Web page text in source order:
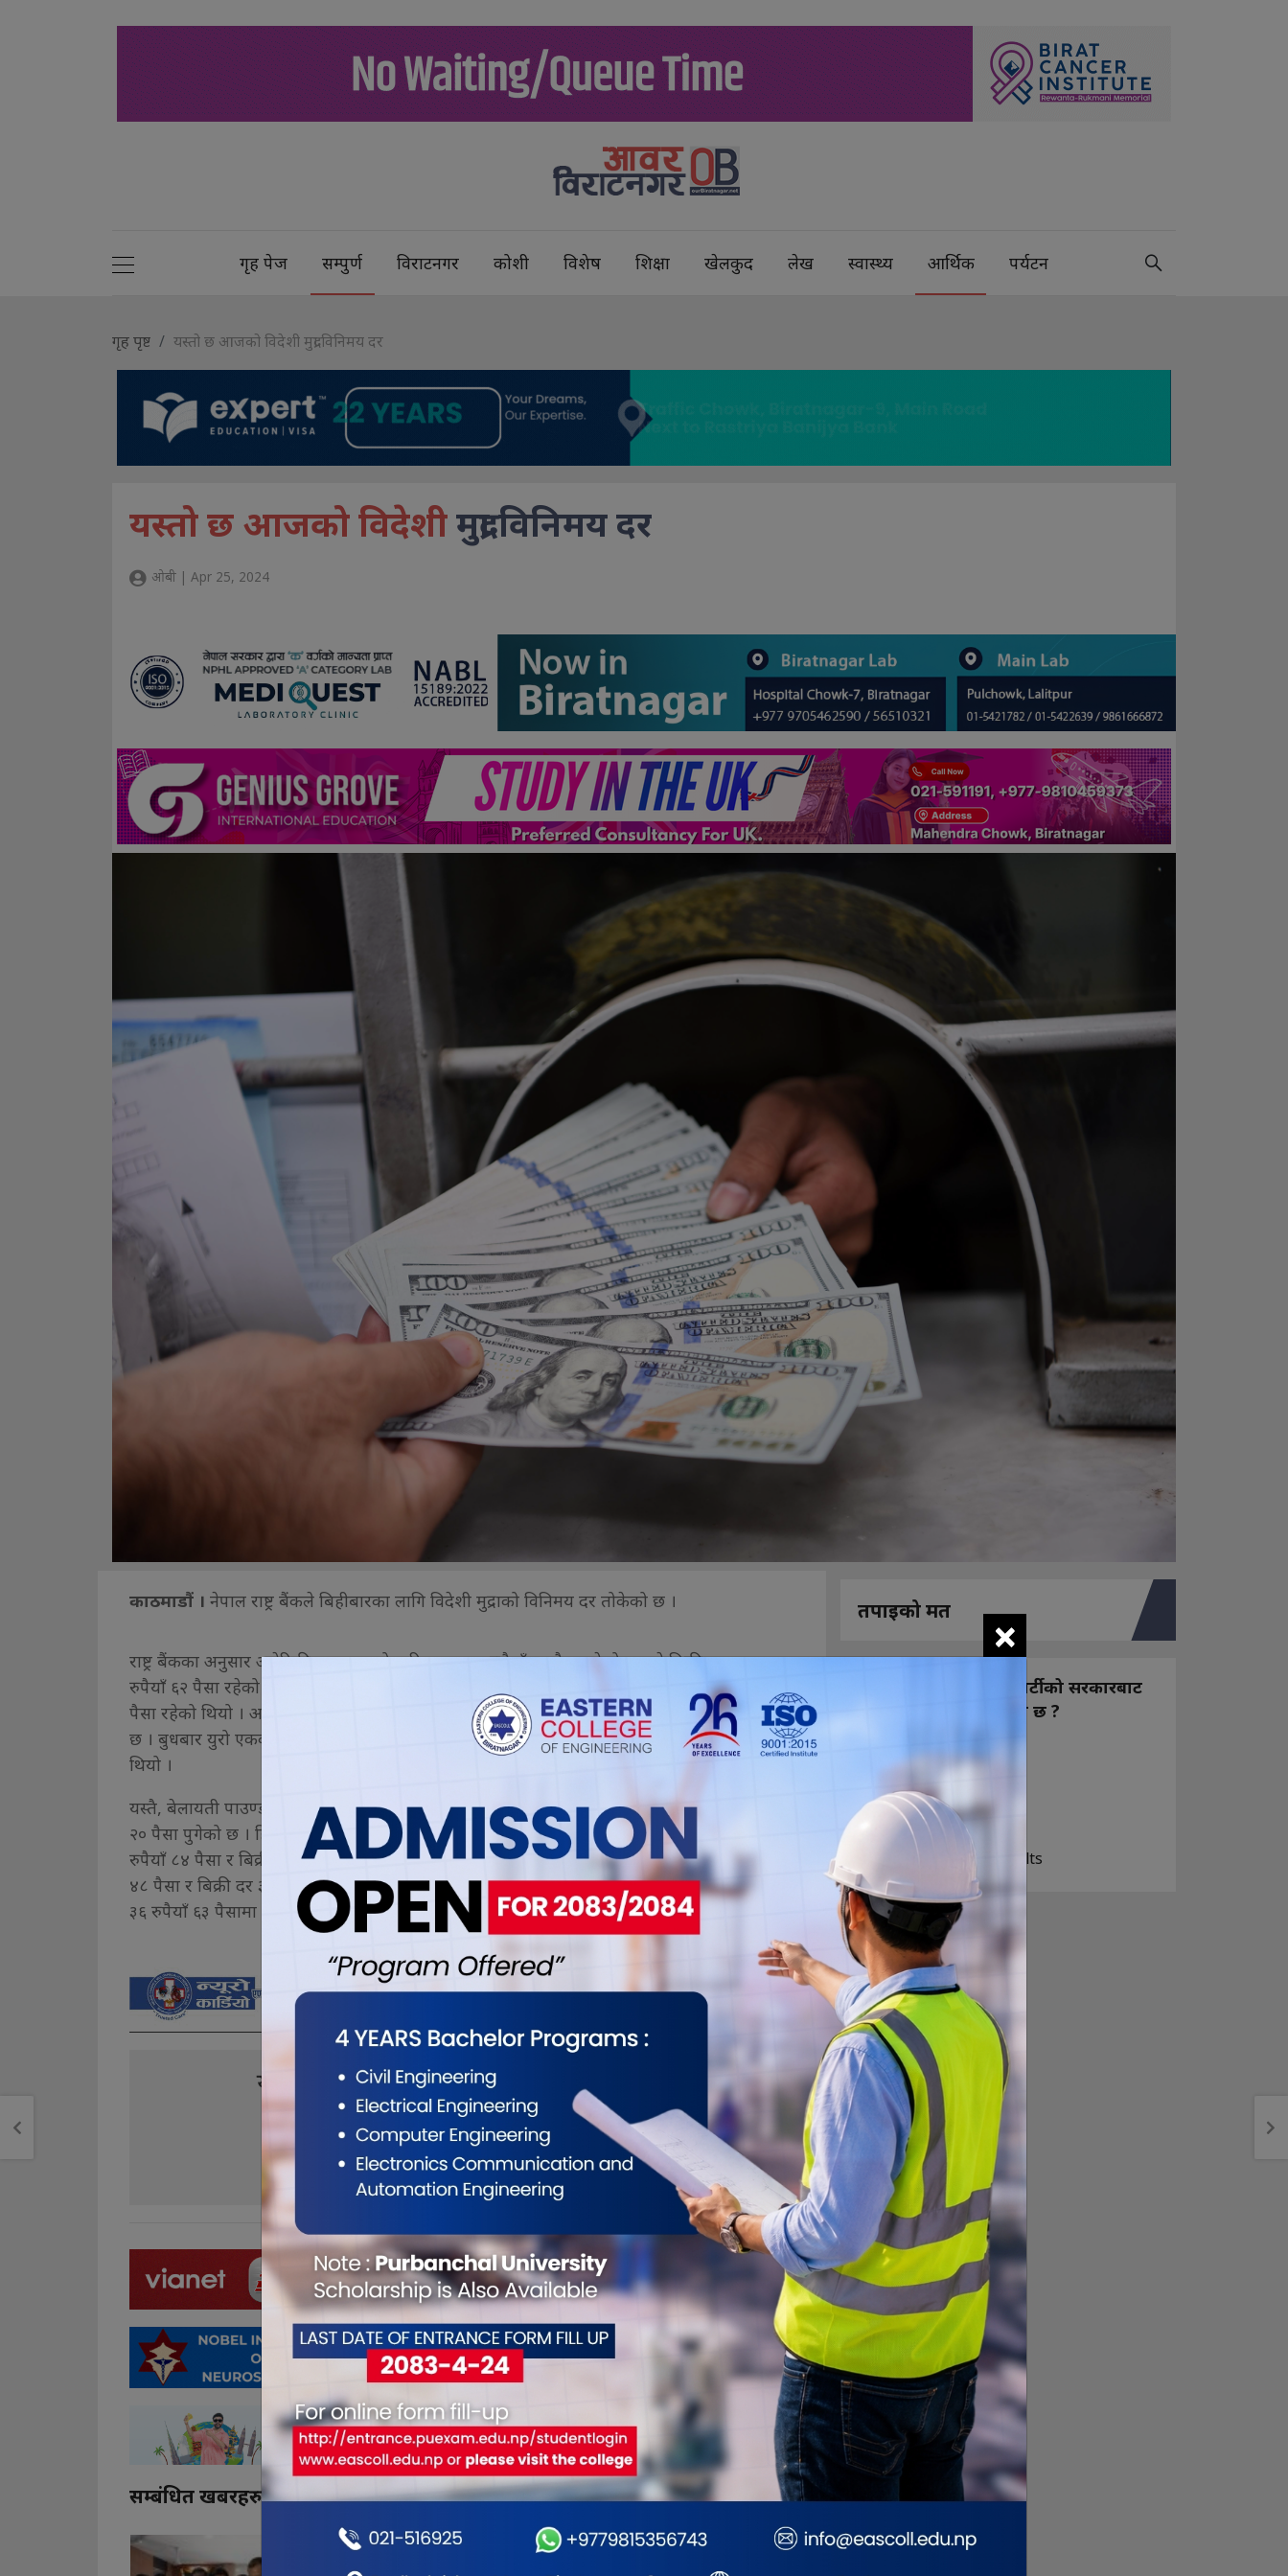
गृह पेज सम्पुर्ण विराटनगर कोशी विशेष शिक्षा खेलकुद लेख स्वास्थ्य आर्थिक पर्यटन
गृह पृष्ट यस्तो छ आजको विदेशी मुद्रा विनिमय दर
यस्तो छ आजको विदेशीमुद्रा विनिमय दर
ओबी | Apr 25, 2024
काठमाडौं । नेपाल राष्ट्र बैंकले बिहीबारका लागि विदेशी मुद्राको विनिमय दर तोकेको छ ।
राष्ट्र बैंकका अनुसार अमेरिकी डलर एकको खरिद दर १३३ रुपैयाँ ०२ पैसा रहेको छ भने बिक्री दर १३३
रुपैयाँ ६२ पैसा रहेको छ । बुधबार डलर एकको खरिद दर १३३ रुपैयाँ ०६ पैसा र बिक्री दर १३३ रुपैयाँ ६६
पैसा रहेको थियो । आज युरो एकको खरिद दर १४२ रुपैयाँ १३ पैसा र बिक्री दर १४२ रुपैयाँ ७७ पैसा पुगेको
छ । बुधबार युरो एकको खरिद दर १४१ रुपैयाँ ९८ पैसा र बिक्री दर १४२ रुपैयाँ ६२ पैसामा कारोबार भएको
थियो ।
यस्तै, बेलायती पाउण्ड एकको खरिद दर खरिद दर १६५ रुपैयाँ ४५ पैसा रहेको छ भने बिक्री दर १६६ रुपैयाँ
२० पैसा पुगेको छ । हिजोको तुलनाम आज युरोको भाउ बढेको छ । हिजो पाउण्ड एकको खरिद दर १६४
रुपैयाँ ८४ पैसा र बिक्री दर १६५ रुपैयाँ ६८ पैसा रहेको थियो । बुधबार कतारी रियालको खरिद दर ३६ रुपैयाँ
४८ पैसा र बिक्री दर ३६ रुपैयाँ ६४ पैसा रहेकामा आज रियालको खरिद दर ३६ रुपैयाँ ४७ पैसा र बिक्री दर
३६ रुपैयाँ ६३ पैसामा कारोबार भैरहेको राष्ट्र बैंकले जनाएको छ ।
यो खबर पढेर तपाईलाई कस्तो महसुस भयो ?
0 0 0 0 0
सम्बंधित खबरहरु
तपाइको मत
नयाँ बन्ने राष्ट्रिय स्वतन्त्र पार्टीको सरकारबाट
कस्तो अपेक्षा राख्नुभएको छ ?
निक्कै आशावादी छौ
खोइ, खासै आशा छैन
ज सुकै होस्
View Results
×